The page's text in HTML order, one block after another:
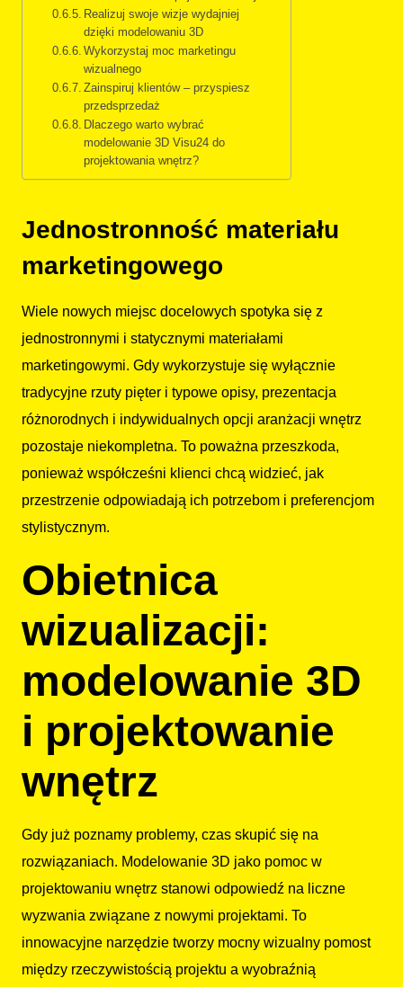
Realizuj swoje wizje wydajniej
dzięki modelowaniu 3D
Wykorzystaj moc marketingu
wizualnego
Zainspiruj klientów – przyspiesz
przedsprzedaż
Dlaczego warto wybrać
modelowanie 3D Visu24 do
projektowania wnętrz?
Jednostronność materiału
marketingowego
Wiele nowych miejsc docelowych spotyka się z
jednostronnymi i statycznymi materiałami
marketingowymi. Gdy wykorzystuje się wyłącznie
tradycyjne rzuty pięter i typowe opisy, prezentacja
różnorodnych i indywidualnych opcji aranżacji wnętrz
pozostaje niekompletna. To poważna przeszkoda,
ponieważ współcześni klienci chcą widzieć, jak
przestrzenie odpowiadają ich potrzebom i preferencjom
stylistycznym.
Obietnica
wizualizacji:
modelowanie 3D
i projektowanie
wnętrz
Gdy już poznamy problemy, czas skupić się na
rozwiązaniach. Modelowanie 3D jako pomoc w
projektowaniu wnętrz stanowi odpowiedź na liczne
wyzwania związane z nowymi projektami. To
innowacyjne narzędzie tworzy mocny wizualny pomost
między rzeczywistością projektu a wyobraźnią